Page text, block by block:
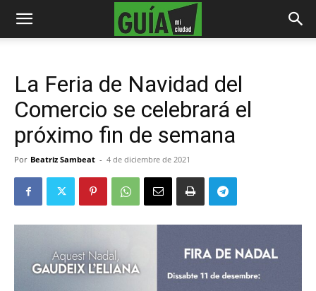
La Feria de Navidad del
Comercio se celebrará el
próximo fin de semana
Por Beatriz Sambeat - 4 de diciembre de 2021